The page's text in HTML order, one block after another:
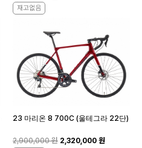
재고없음
23 마리온 8 700C (울테그라 22단)
2,900,000 원 2,320,000 원